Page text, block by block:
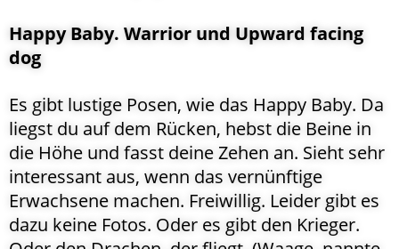
Happy Baby. Warrior und Upward facing
dog
Es gibt lustige Posen, wie das Happy Baby. Da
liegst du auf dem Rücken, hebst die Beine in
die Höhe und fasst deine Zehen an. Sieht sehr
interessant aus, wenn das vernünftige
Erwachsene machen. Freiwillig. Leider gibt es
dazu keine Fotos. Oder es gibt den Krieger.